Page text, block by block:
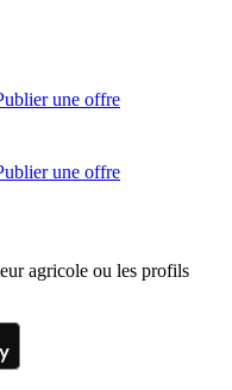
une offre
une offre
agricole ou les profils